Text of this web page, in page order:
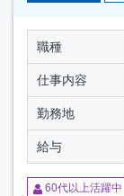
職種
仕事内容
勤務地
給与
60代以上活躍中